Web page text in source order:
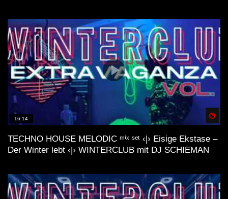
16:14
TECHNO HOUSE MELODIC ᵐⁱˣ ˢᵉᵗ ‹|› Eisige Ekstase –
Der Winter lebt ‹|› WINTERCLUB mit DJ SCHIEMAN